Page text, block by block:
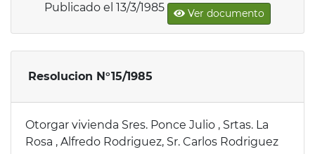
Publicado el 13/3/1985 Ver documento
Resolucion N°15/1985
Otorgar vivienda Sres. Ponce Julio , Srtas. La
Rosa , Alfredo Rodriguez, Sr. Carlos Rodriguez